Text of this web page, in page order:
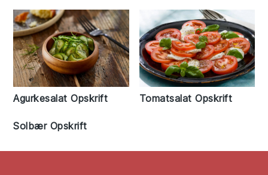
Agurkesalat Opskrift Tomatsalat Opskrift
Solbær Opskrift